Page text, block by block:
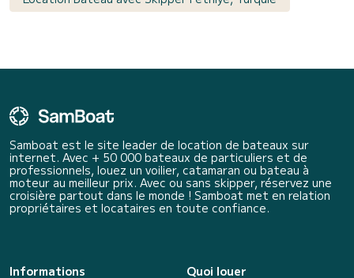
Samboat est le site leader de location de bateaux sur
internet. Avec + 50 000 bateaux de particuliers et de
professionnels, louez un voilier, catamaran ou bateau à
moteur au meilleur prix. Avec ou sans skipper, réservez une
croisière partout dans le monde ! Samboat met en relation
propriétaires et locataires en toute confiance.
Informations
Quoi louer